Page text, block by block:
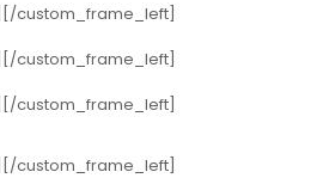
[/custom_frame_left]
[/custom_frame_left]
[/custom_frame_left]
[/custom_frame_left]